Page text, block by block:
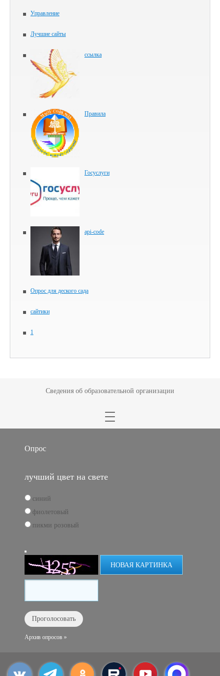
Управление
Лучшие сайты
ссылка
Правила
Госуслуги
api-code
Опрос для деского сада
сайтики
1
Сведения об образовательной организации
Опрос
лучший цвет на свете
синий
фиолетовый
пикми розовый
НОВАЯ КАРТИНКА
Архив опросов »